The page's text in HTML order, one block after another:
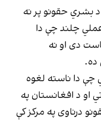
د بشري حقونو پر نه
چلند چې دا
دی او نه
ده.
چې دا ناسته لغوه
او د افغانستان په
درناوی په مرکز کې